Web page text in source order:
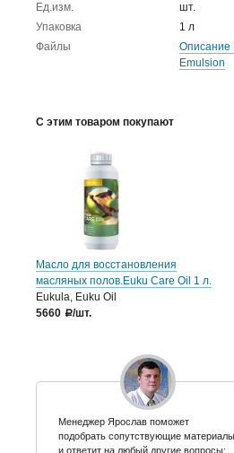
Ед.изм.
шт.
Упаковка
1 л
Файлы
Описание
Emulsion
С этим товаром покупают
Масло для восстановления
масляных полов.Euku Care Oil 1 л.
Eukula, Euku Oil
5660
a/шт.
Менеджер Ярослав поможет
подобрать сопутствующие материалы
и ответит на любый другие вопросы: